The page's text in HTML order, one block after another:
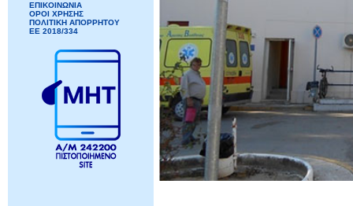
ΕΠΙΚΟΙΝΩΝΙΑ
ΟΡΟΙ ΧΡΗΣΗΣ
ΠΟΛΙΤΙΚΗ ΑΠΟΡΡΗΤΟΥ
ΕΕ 2018/334